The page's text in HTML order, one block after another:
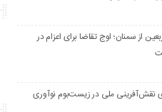
زائر اربعین از سمنان؛ اوج تقاضا برای اعزام در
نقش‌آفرینی ملی در زیست‌بوم نوآوری